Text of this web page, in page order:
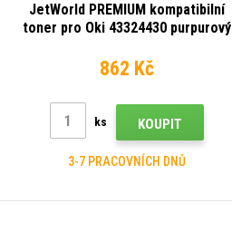
JetWorld PREMIUM kompatibilní
toner pro Oki 43324430 purpurový
862 Kč
ks KOUPIT
3-7 PRACOVNÍCH DNŮ